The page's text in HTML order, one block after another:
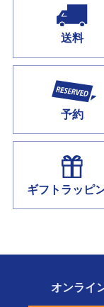
送料
予約
ギフトラッピ
オンライ